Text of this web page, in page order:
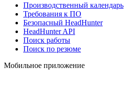
Производственный календарь
Требования к ПО
Безопасный HeadHunter
HeadHunter API
Поиск работы
Поиск по резюме
Мобильное приложение